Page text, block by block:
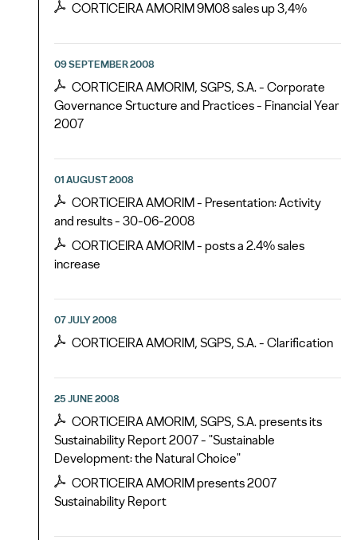
CORTICEIRA AMORIM 9M08 sales up 3,4%
09 SEPTEMBER 2008
CORTICEIRA AMORIM, SGPS, S.A. - Corporate
Governance Srtucture and Practices - Financial Year
2007
01 AUGUST 2008
CORTICEIRA AMORIM - Presentation: Activity
and results - 30-06-2008
CORTICEIRA AMORIM - posts a 2.4% sales
increase
07 JULY 2008
CORTICEIRA AMORIM, SGPS, S.A. - Clarification
25 JUNE 2008
CORTICEIRA AMORIM, SGPS, S.A. presents its
Sustainability Report 2007 - "Sustainable
Development: the Natural Choice"
CORTICEIRA AMORIM presents 2007
Sustainability Report